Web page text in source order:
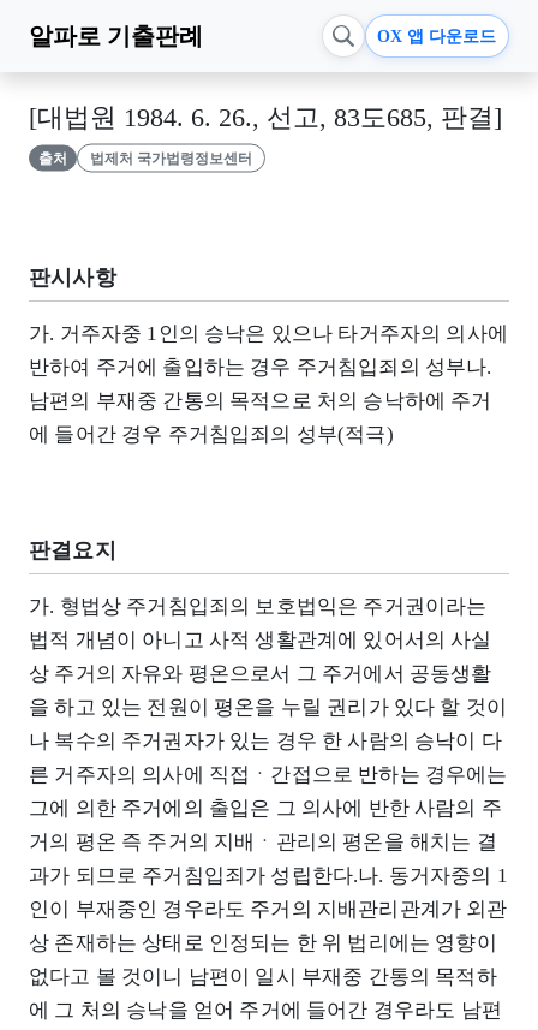
알파로 기출판례 OX 앱 다운로드
[대법원 1984. 6. 26., 선고, 83도685, 판결]
출처 법제처 국가법령정보센터
판시사항
가. 거주자중 1인의 승낙은 있으나 타거주자의 의사에
반하여 주거에 출입하는 경우 주거침입죄의 성부나.
남편의 부재중 간통의 목적으로 처의 승낙하에 주거
에 들어간 경우 주거침입죄의 성부(적극)
판결요지
가. 형법상 주거침입죄의 보호법익은 주거권이라는
법적 개념이 아니고 사적 생활관계에 있어서의 사실
상 주거의 자유와 평온으로서 그 주거에서 공동생활
을 하고 있는 전원이 평온을 누릴 권리가 있다 할 것이
나 복수의 주거권자가 있는 경우 한 사람의 승낙이 다
른 거주자의 의사에 직접ㆍ간접으로 반하는 경우에는
그에 의한 주거에의 출입은 그 의사에 반한 사람의 주
거의 평온 즉 주거의 지배ㆍ관리의 평온을 해치는 결
과가 되므로 주거침입죄가 성립한다.나. 동거자중의 1
인이 부재중인 경우라도 주거의 지배관리관계가 외관
상 존재하는 상태로 인정되는 한 위 법리에는 영향이
없다고 볼 것이니 남편이 일시 부재중 간통의 목적하
에 그 처의 승낙을 얻어 주거에 들어간 경우라도 남편